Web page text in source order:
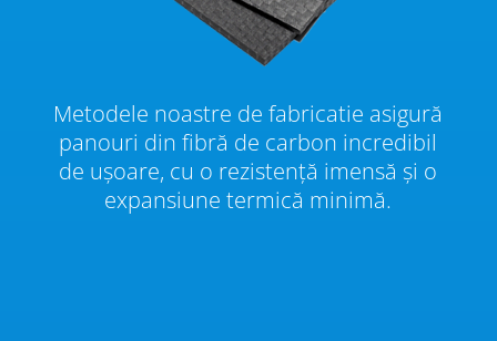
Metodele noastre de fabricatie asigură
panouri din fibră de carbon incredibil
de ușoare, cu o rezistență imensă și o
expansiune termică minimă.